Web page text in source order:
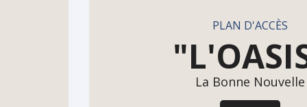
PLAN D'ACCÈS
La Bonne Nouvelle